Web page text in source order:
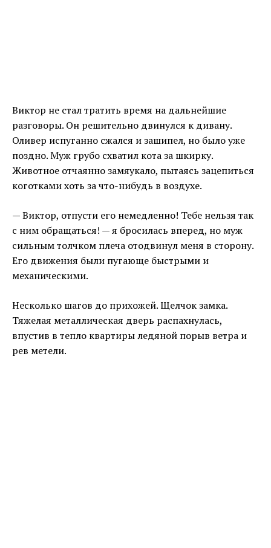
Виктор не стал тратить время на дальнейшие
разговоры. Он решительно двинулся к дивану.
Оливер испуганно сжался и зашипел, но было уже
поздно. Муж грубо схватил кота за шкирку.
Животное отчаянно замяукало, пытаясь зацепиться
коготками хоть за что-нибудь в воздухе.
— Виктор, отпусти его немедленно! Тебе нельзя так
с ним обращаться! — я бросилась вперед, но муж
сильным толчком плеча отодвинул меня в сторону.
Его движения были пугающе быстрыми и
механическими.
Несколько шагов до прихожей. Щелчок замка.
Тяжелая металлическая дверь распахнулась,
впустив в тепло квартиры ледяной порыв ветра и
рев метели.